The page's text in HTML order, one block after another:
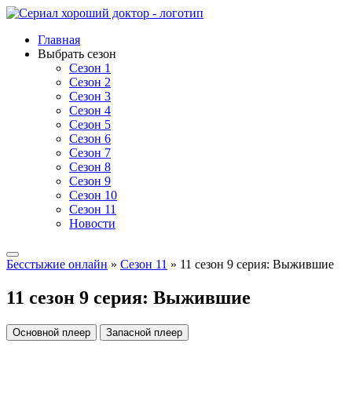
Главная
Выбрать сезон
Сезон 1
Сезон 2
Сезон 3
Сезон 4
Сезон 5
Сезон 6
Сезон 7
Сезон 8
Сезон 9
Сезон 10
Сезон 11
Новости
Бесстыжие онлайн » Сезон 11 » 11 сезон 9 серия: Выжившие
11 сезон 9 серия: Выжившие
Основной плеер Запасной плеер